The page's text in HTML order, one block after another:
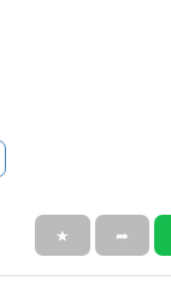
★ ➦